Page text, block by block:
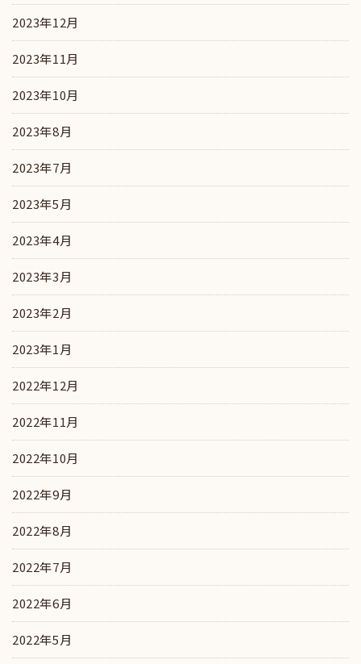
2023年12月
2023年11月
2023年10月
2023年8月
2023年7月
2023年5月
2023年4月
2023年3月
2023年2月
2023年1月
2022年12月
2022年11月
2022年10月
2022年9月
2022年8月
2022年7月
2022年6月
2022年5月